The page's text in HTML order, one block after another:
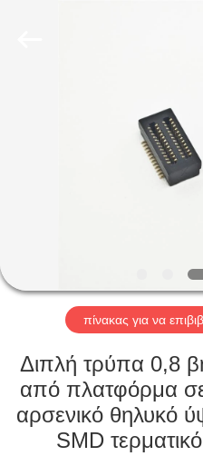
ΓΎΡΟΣ
ΕΡΓΟΣΤΑΣΊΩΝ
ΠΟΙΟΤΙΚΌΣ
ΈΛΕΓΧΟΣ
πίνακας για να
Διπλή τρύπα 0,8
από πλατφόρμα
αρσενικό θηλυκό
SMD